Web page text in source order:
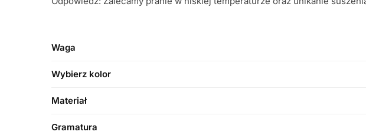
Waga
Wybierz kolor
Materiał
Gramatura